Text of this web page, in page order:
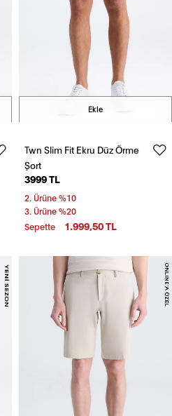
Ekle
Twn Slim Fit Ekru Düz Örme
Şort
3999 TL
2. Ürüne %10
3. Ürüne %20
Sepette
1.999,50 TL